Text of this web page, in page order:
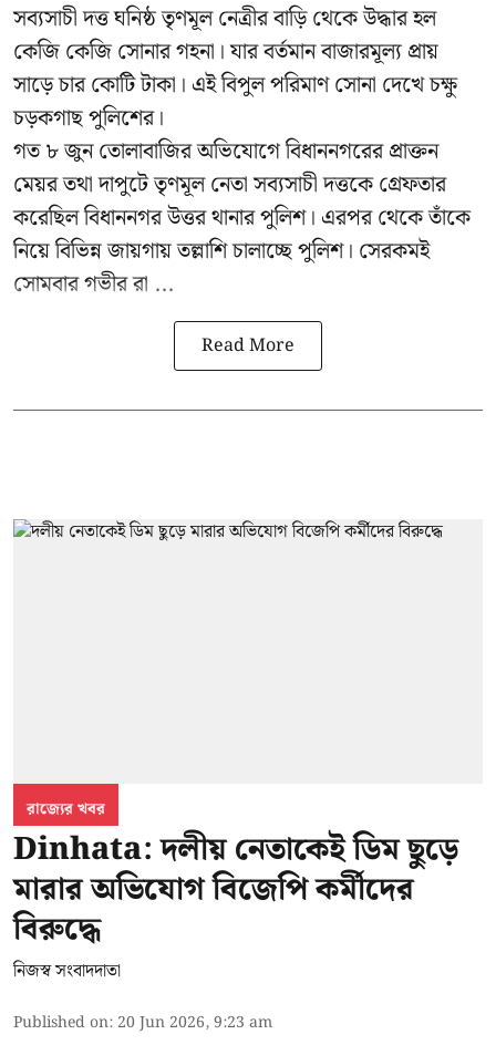
সব্যসাচী দত্ত ঘনিষ্ঠ তৃণমূল নেত্রীর বাড়ি থেকে উদ্ধার হল
কেজি কেজি সোনার গহনা। যার বর্তমান বাজারমূল্য প্রায়
সাড়ে চার কোটি টাকা। এই বিপুল পরিমাণ সোনা দেখে চক্ষু
চড়কগাছ পুলিশের।
গত ৮ জুন তোলাবাজির অভিযোগে বিধাননগরের প্রাক্তন
মেয়র তথা দাপুটে তৃণমূল নেতা সব্যসাচী দত্তকে গ্রেফতার
করেছিল বিধাননগর উত্তর থানার পুলিশ। এরপর থেকে তাঁকে
নিয়ে বিভিন্ন জায়গায় তল্লাশি চালাচ্ছে পুলিশ। সেরকমই
সোমবার গভীর রা ...
Read More
রাজ্যের খবর
Dinhata: দলীয় নেতাকেই ডিম ছুড়ে
মারার অভিযোগ বিজেপি কর্মীদের
বিরুদ্ধে
নিজস্ব সংবাদদাতা
Published on: 20 Jun 2026, 9:23 am